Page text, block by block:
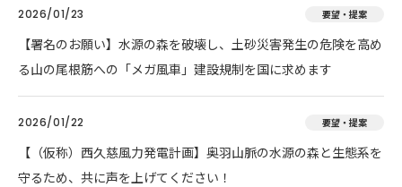
2026/01/23 要望・提案
【署名のお願い】水源の森を破壊し、土砂災害発生の危険を高め
る山の尾根筋への「メガ風車」建設規制を国に求めます
2026/01/22 要望・提案
【（仮称）西久慈風力発電計画】奥羽山脈の水源の森と生態系を
守るため、共に声を上げてください！